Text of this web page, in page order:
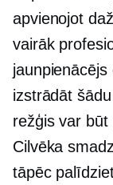
apvienojot
vairāk
jaunpienācējs
izstrādāt
režģis var būt
Cilvēka
tāpēc